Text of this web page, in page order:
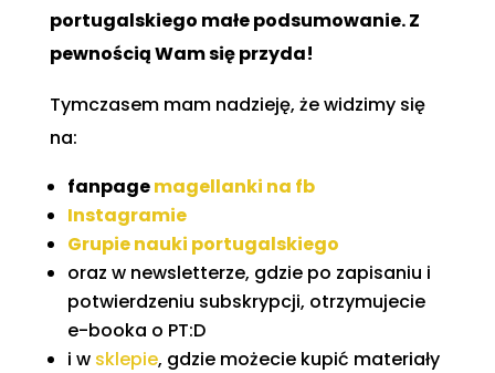
portugalskiego małe podsumowanie. Z
pewnością Wam się przyda!
Tymczasem mam nadzieję, że widzimy się
na:
fanpagemagellanki na fb
Instagramie
Grupie nauki portugalskiego
oraz w newsletterze, gdzie po zapisaniu i
potwierdzeniu subskrypcji, otrzymujecie
e-booka o PT:D
i wsklepie, gdzie możecie kupić materiały